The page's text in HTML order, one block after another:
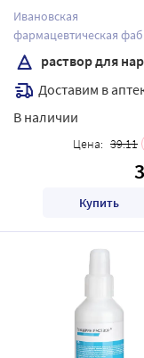
применения флакон
Ивановская
фармацевтическая
ОАО
раствор для наружного
Доставим в
В наличии
Цена: 39.11
Купить